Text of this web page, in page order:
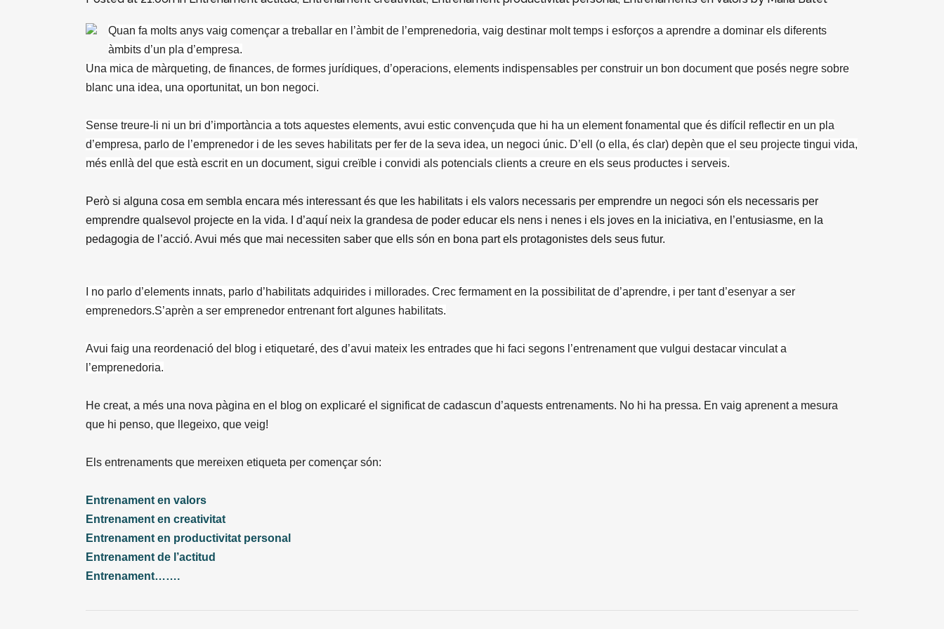
Quan fa molts anys vaig començar a treballar en l’àmbit de l’emprenedoria, vaig destinar molt temps i esforços a aprendre a dominar els diferents
àmbits d’un pla d’empresa.
Una mica de màrqueting, de finances, de formes jurídiques, d’operacions, elements indispensables per construir un bon document que posés negre sobre
blanc una idea, una oportunitat, un bon negoci.
Sense treure-li ni un bri d’importància a tots aquestes elements, avui estic convençuda que hi ha un element fonamental que és difícil reflectir en un pla
d’empresa, parlo de l’emprenedor i de les seves habilitats per fer de la seva idea, un negoci únic. D’ell (o ella, és clar) depèn que el seu projecte tingui vida,
més enllà del que està escrit en un document, sigui creïble i convidi als potencials clients a creure en els seus productes i serveis.
Però si alguna cosa em sembla encara més interessant és que les habilitats i els valors necessaris per emprendre un negoci són els necessaris per
emprendre qualsevol projecte en la vida. I d’aquí neix la grandesa de poder educar els nens i nenes i els joves en la iniciativa, en l’entusiasme, en la
pedagogia de l’acció. Avui més que mai necessiten saber que ells són en bona part els protagonistes dels seus futur.
I no parlo d’elements innats, parlo d’habilitats adquirides i millorades. Crec fermament en la possibilitat de d’aprendre, i per tant d’esenyar a ser
emprenedors.S’aprèn a ser emprenedor entrenant fort algunes habilitats.
Avui faig una reordenació del blog i etiquetaré, des d’avui mateix les entrades que hi faci segons l’entrenament que vulgui destacar vinculat a
l’emprenedoria.
He creat, a més una nova pàgina en el blog on explicaré el significat de cadascun d’aquests entrenaments. No hi ha pressa. En vaig aprenent a mesura
que hi penso, que llegeixo, que veig!
Els entrenaments que mereixen etiqueta per començar són:
Entrenament en valors
Entrenament en creativitat
Entrenament en productivitat personal
Entrenament de l’actitud
Entrenament…….